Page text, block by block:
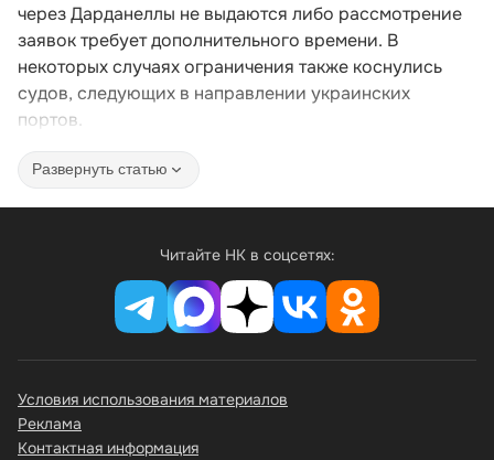
через Дарданеллы не выдаются либо рассмотрение
заявок требует дополнительного времени. В
некоторых случаях ограничения также коснулись
судов, следующих в направлении украинских
портов.
Развернуть статью
Читайте НК в соцсетях:
Условия использования материалов
Реклама
Контактная информация